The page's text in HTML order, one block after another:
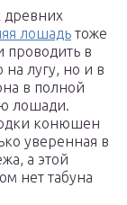
древних
лошадь тоже
проводить в
лугу, но и в
в полной
лошади.
конюшен
уверенная в
а этой
нет табуна